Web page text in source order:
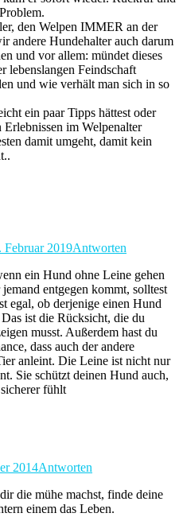
den Welpen IMMER an der
andere Hundehalter auch darum
und vor allem: mündet dieses
lebenslangen Feindschaft
und wie verhält man sich in so
ein paar Tipps hättest oder
im Welpenalter
damit umgeht, damit kein
Februar 2019Antworten
ein Hund ohne Leine gehen
entgegen kommt, solltest
egal, ob derjenige einen Hund
ist die Rücksicht, die du
musst. Außerdem hast du
dass auch der andere
anleint. Die Leine ist nicht nur
Sie schützt deinen Hund auch,
fühlt
2014Antworten
die mühe machst, finde deine
einem das Leben.